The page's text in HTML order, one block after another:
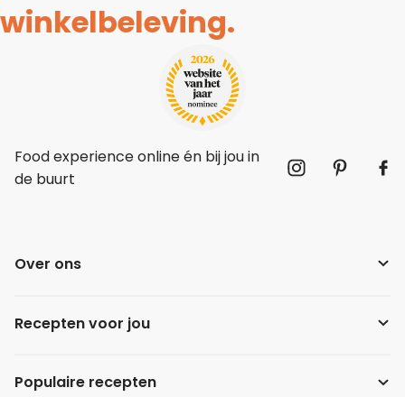
winkelbeleving.
Food experience online én bij jou in
de buurt
Over ons
Recepten voor jou
Populaire recepten